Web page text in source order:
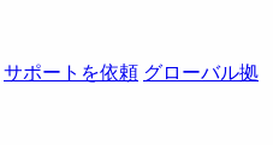
サポートを依頼 グローバル拠